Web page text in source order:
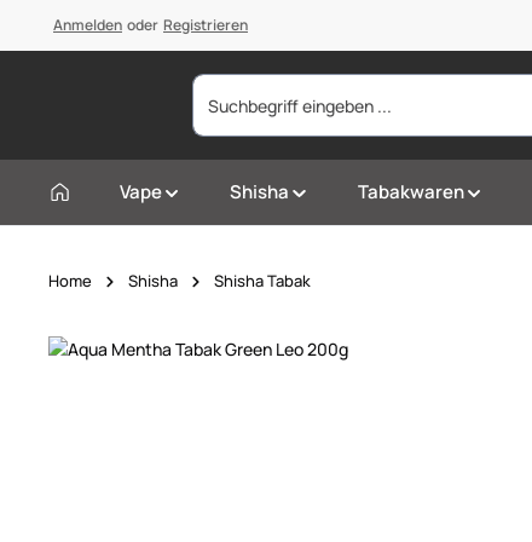
Zur Hauptnavigation springen
Anmelden oder Registrieren
Vape Shisha Tabakwaren
Home Shisha Shisha Tabak
Bildergalerie überspringen